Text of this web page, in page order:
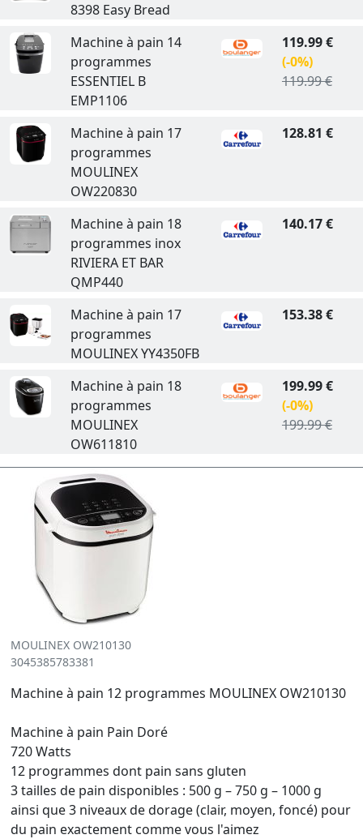
8398 Easy Bread
Machine à pain 14
programmes
ESSENTIEL B
EMP1106
119.99 €
(-0%)
119.99 €
Machine à pain 17
programmes
MOULINEX
OW220830
128.81 €
Machine à pain 18
programmes inox
RIVIERA ET BAR
QMP440
140.17 €
Machine à pain 17
programmes
MOULINEX YY4350FB
153.38 €
Machine à pain 18
programmes
MOULINEX
OW611810
199.99 €
(-0%)
199.99 €
MOULINEX OW210130
3045385783381
Machine à pain 12 programmes MOULINEX OW210130
Machine à pain Pain Doré
720 Watts
12 programmes dont pain sans gluten
3 tailles de pain disponibles : 500 g – 750 g – 1000 g
ainsi que 3 niveaux de dorage (clair, moyen, foncé) pour
du pain exactement comme vous l'aimez